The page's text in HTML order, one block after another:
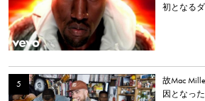
初となる
故Mac
因となっ